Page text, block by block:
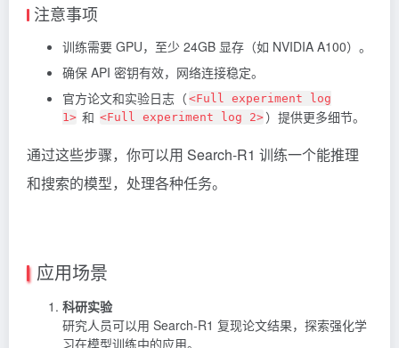
注意事项
训练需要 GPU，至少 24GB 显存（如 NVIDIA A100）。
确保 API 密钥有效，网络连接稳定。
官方论文和实验日志（ <Full experiment log
1> 和 <Full experiment log 2> ）提供更多细节。
通过这些步骤，你可以用 Search-R1 训练一个能推理
和搜索的模型，处理各种任务。
应用场景
科研实验
研究人员可以用 Search-R1 复现论文结果，探索强化学
习在模型训练中的应用。